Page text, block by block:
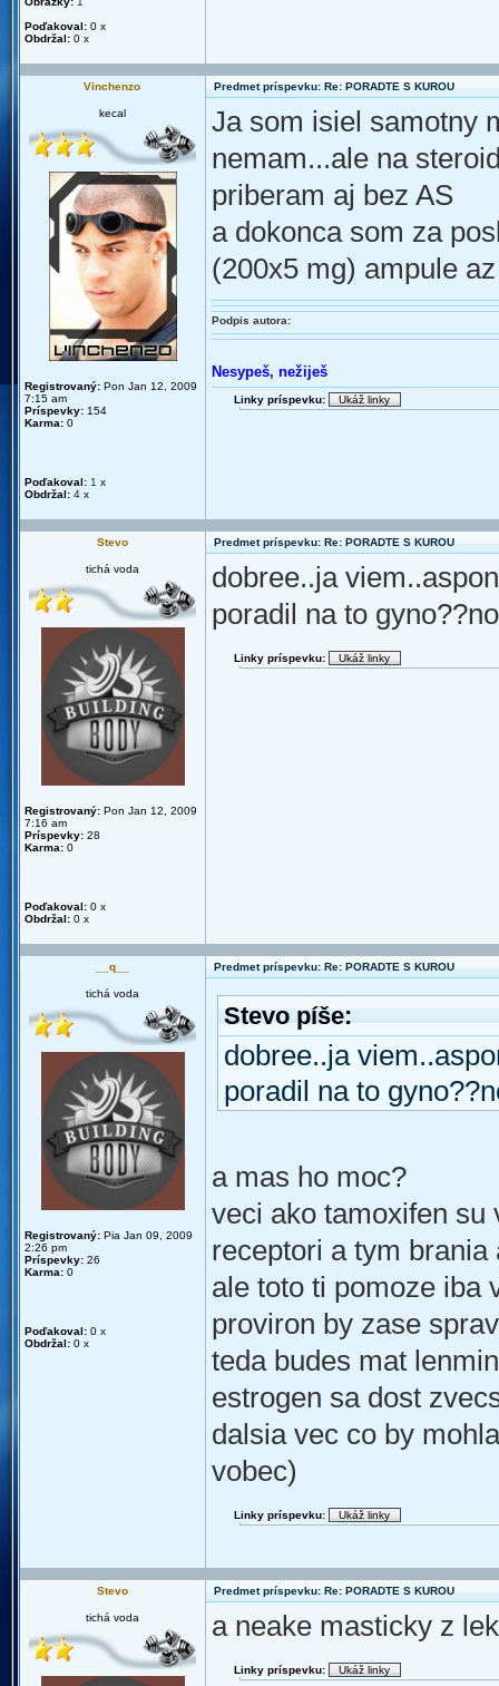
Poďakoval: 0 x
Obdržal: 0 x
Vinchenzo Predmet príspevku: Re: PORADTE S KUROU
kecal
Registrovaný: Pon Jan 12, 2009
7:15 am
Príspevky: 154
Karma: 0
Poďakoval: 1 x
Obdržal: 4 x
Ja som isiel samotny
nemam...ale na
priberam aj bez AS
a dokonca som za
(200x5 mg) ampule
Podpis autora:
Nesypeš, nežiješ
Linky príspevku:
Stevo Predmet príspevku: Re: PORADTE S KUROU
tichá voda
Registrovaný: Pon Jan 12, 2009
7:16 am
Príspevky: 28
Karma: 0
Poďakoval: 0 x
Obdržal: 0 x
dobree..ja
poradil na to
Linky príspevku:
__q__ Predmet príspevku: Re: PORADTE S KUROU
tichá voda
Registrovaný: Pia Jan 09, 2009
2:26 pm
Príspevky: 26
Karma: 0
Poďakoval: 0 x
Obdržal: 0 x
Stevo píše:
dobree..ja
poradil na to
a mas ho moc?
veci ako tamoxifen su
receptori a tym
ale toto ti pomoze iba
proviron by zase
teda budes mat
estrogen sa dost
dalsia vec co by
vobec)
Linky príspevku:
Stevo Predmet príspevku: Re: PORADTE S KUROU
tichá voda a neake masticky z
Linky príspevku: